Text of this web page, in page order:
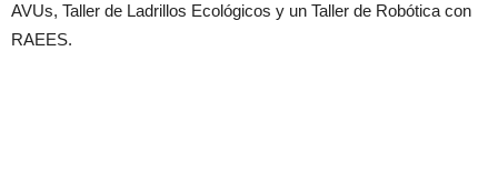
AVUs, Taller de Ladrillos Ecológicos y un Taller de Robótica con
RAEES.